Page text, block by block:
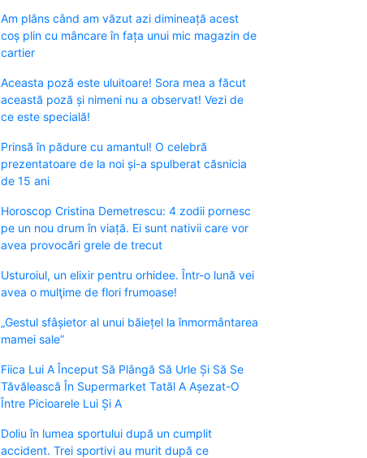
Am plâns când am văzut azi dimineață acest
coș plin cu mâncare în fața unui mic magazin de
cartier
Aceasta poză este uluitoare! Sora mea a făcut
această poză și nimeni nu a observat! Vezi de
ce este specială!
Prinsă în pădure cu amantul! O celebră
prezentatoare de la noi și-a spulberat căsnicia
de 15 ani
Horoscop Cristina Demetrescu: 4 zodii pornesc
pe un nou drum în viață. Ei sunt nativii care vor
avea provocări grele de trecut
Usturoiul, un elixir pentru orhidee. Într-o lună vei
avea o mulţime de flori frumoase!
„Gestul sfâșietor al unui băiețel la înmormântarea
mamei sale”
Fiica Lui A Început Să Plângă Să Urle Și Să Se
Tăvălească În Supermarket Tatăl A Așezat-O
Între Picioarele Lui Și A
Doliu în lumea sportului după un cumplit
accident. Trei sportivi au murit după ce